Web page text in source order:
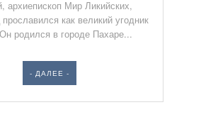
архиепископ Мир Ликийских,
как великий угодник
родился в городе Пахаре...
- ДАЛЕЕ -